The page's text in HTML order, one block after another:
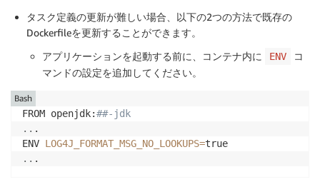
タスク定義の更新が難しい場合、以下の2つの方法で既存の
Dockerfileを更新することができます。
アプリケーションを起動する前に、コンテナ内に
ENV
コ
マンドの設定を追加してください。
FROM openjdk:##-jdk
.. .
ENV LOG4J_FORMAT_MSG_NO_LOOKUPS=
.. .
Bash